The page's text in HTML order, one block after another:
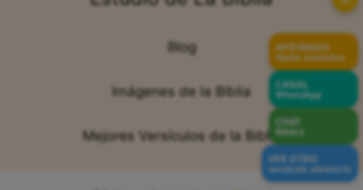
Blog
Imágenes de la Biblia
Mejores Versículos de la Biblia
APÓYANOS
Hazte miembro
CANAL
WhatsApp
CHAT
Bíblico
VER OTRO
versículo aleatorio